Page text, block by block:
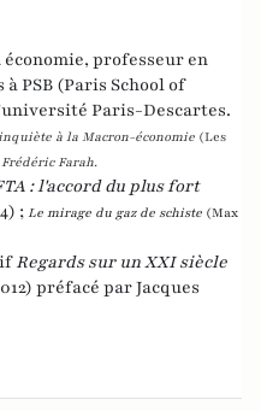
professeur en
PSB (Paris School of
Paris-Descartes.
à la Macron-économie (Les
Farah.
: l'accord du plus fort
; Le mirage du gaz de schiste (Max
Regards sur un XXI siècle
préfacé par Jacques